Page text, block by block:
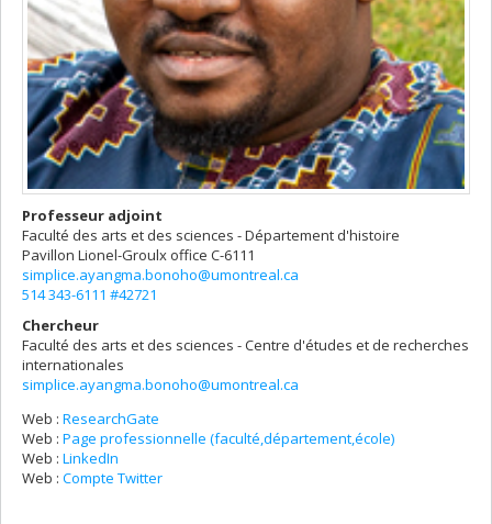
Professeur adjoint
Faculté des arts et des sciences - Département d'histoire
Pavillon Lionel-Groulx office C-6111
simplice.ayangma.bonoho@umontreal.ca
514 343-6111 #42721
Chercheur
Faculté des arts et des sciences - Centre d'études et de recherches
internationales
simplice.ayangma.bonoho@umontreal.ca
Courriels
Web : ResearchGate
Web : Page professionnelle (faculté,département,école)
Web : LinkedIn
Web : Compte Twitter